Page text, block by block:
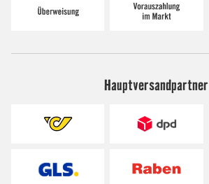
Hauptversandpartner